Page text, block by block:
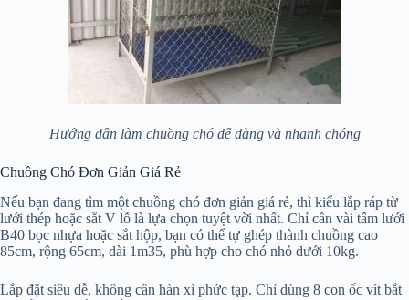
Hướng dẫn làm chuồng chó dễ dàng và nhanh chóng
Chuồng Chó Đơn Giản Giá Rẻ
Nếu bạn đang tìm một chuồng chó đơn giản giá rẻ, thì kiểu lắp ráp từ
lưới thép hoặc sắt V lỗ là lựa chọn tuyệt vời nhất. Chỉ cần vài tấm lưới
B40 bọc nhựa hoặc sắt hộp, bạn có thể tự ghép thành chuồng cao
85cm, rộng 65cm, dài 1m35, phù hợp cho chó nhỏ dưới 10kg.
Lắp đặt siêu dễ, không cần hàn xì phức tạp. Chỉ dùng 8 con ốc vít bắt